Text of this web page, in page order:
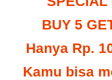
BUY 5
Hanya Rp.
Kamu bisa